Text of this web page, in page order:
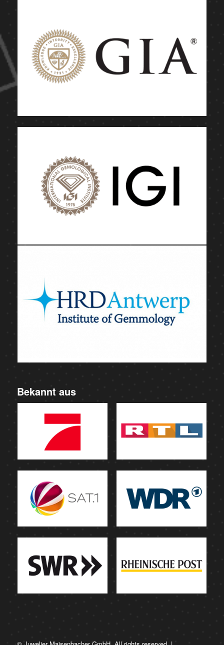
Bekannt aus